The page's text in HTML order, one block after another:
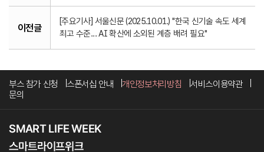
이전글
[주요기사] 서울신문 (2025.10.01.) "한국 신기술 속도 세계
최고 수준... AI 확산에 소외된 계층 배려 필요"
부스 참가 신청 스폰서십 안내 개인정보처리방침
서비스이용약관
문의